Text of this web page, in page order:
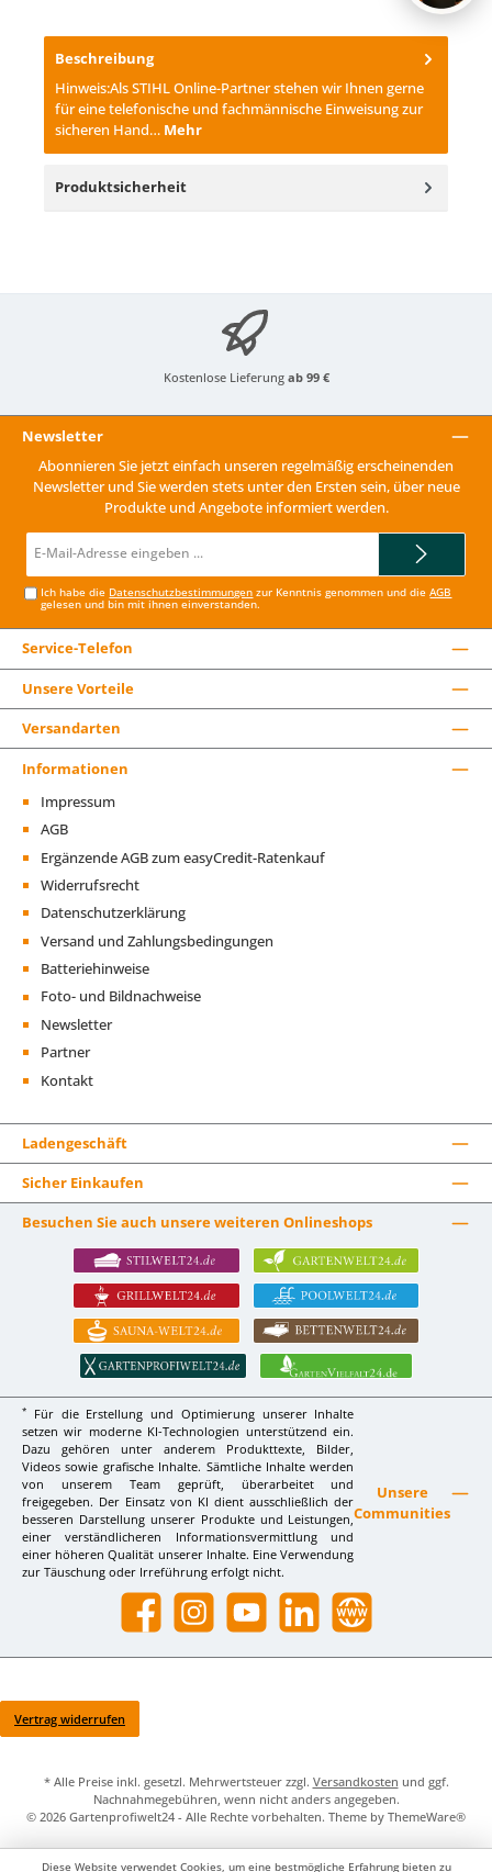
Beschreibung
Hinweis:Als STIHL Online-Partner stehen wir Ihnen gerne
für eine telefonische und fachmännische Einweisung zur
sicheren Hand… Mehr
Produktsicherheit
Kostenlose Lieferung ab 99 €
Newsletter
Abonnieren Sie jetzt einfach unseren regelmäßig erscheinenden
Newsletter und Sie werden stets unter den Ersten sein, über neue
Produkte und Angebote informiert werden.
Mail-
Ich habe die Datenschutzbestimmungen zur Kenntnis genommen und dieAGB
gelesen und bin mit ihnen einverstanden.
Service-Telefon
Unsere Vorteile
Versandarten
Informationen
Impressum
AGB
Ergänzende AGB zum easyCredit-Ratenkauf
Widerrufsrecht
Datenschutzerklärung
Versand und Zahlungsbedingungen
Batteriehinweise
Foto- und Bildnachweise
Newsletter
Partner
Kontakt
Ladengeschäft
Sicher Einkaufen
Besuchen Sie auch unsere weiteren Onlineshops
*
Für die Erstellung und Optimierung unserer Inhalte
setzen wir moderne KI-Technologien unterstützend ein.
Dazu gehören unter anderem Produkttexte, Bilder,
Videos sowie grafische Inhalte. Sämtliche Inhalte werden
von unserem Team geprüft, überarbeitet und
freigegeben. Der Einsatz von KI dient ausschließlich der
besseren Darstellung unserer Produkte und Leistungen,
einer verständlicheren Informationsvermittlung und
einer höheren Qualität unserer Inhalte. Eine Verwendung
zur Täuschung oder Irreführung erfolgt nicht.
Unsere
Communities
Facebook InstagramYouTube LinkedIn Website
Vertrag widerrufen
* Alle Preise inkl. gesetzl. Mehrwertsteuer zzgl. Versandkosten und ggf.
Nachnahmegebühren, wenn nicht anders angegeben.
© 2026 Gartenprofiwelt24 - Alle Rechte vorbehalten. Theme by ThemeWare®
Diese Website verwendet Cookies, um eine bestmögliche Erfahrung bieten zu